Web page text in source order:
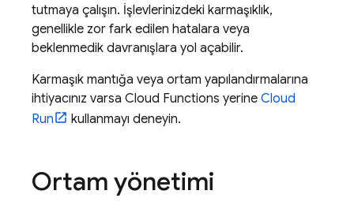
tutmaya çalışın. İşlevlerinizdeki karmaşıklık,
genellikle zor fark edilen hatalara veya
beklenmedik davranışlara yol açabilir.
Karmaşık mantığa veya ortam yapılandırmalarına
ihtiyacınız varsa Cloud Functions yerine Cloud
Run
kullanmayı deneyin.
Ortam yönetimi